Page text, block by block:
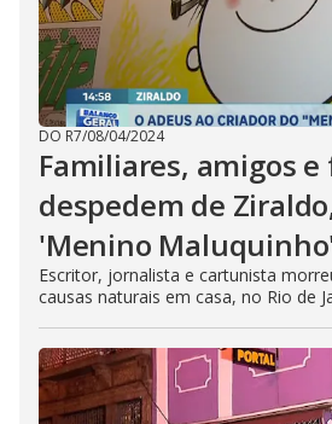
DO R7/08/04/2024
Familiares, amigos e
despedem de
'Menino
Escritor, jornalista e cartunista
causas naturais em casa, no Rio de